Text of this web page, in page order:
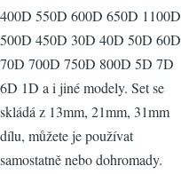
400D 550D 600D 650D 1100D
500D 450D 30D 40D 50D 60D
70D 700D 750D 800D 5D 7D
6D 1D a i jiné modely. Set se
skládá z 13mm, 21mm, 31mm
dílu, můžete je používat
samostatně nebo dohromady.